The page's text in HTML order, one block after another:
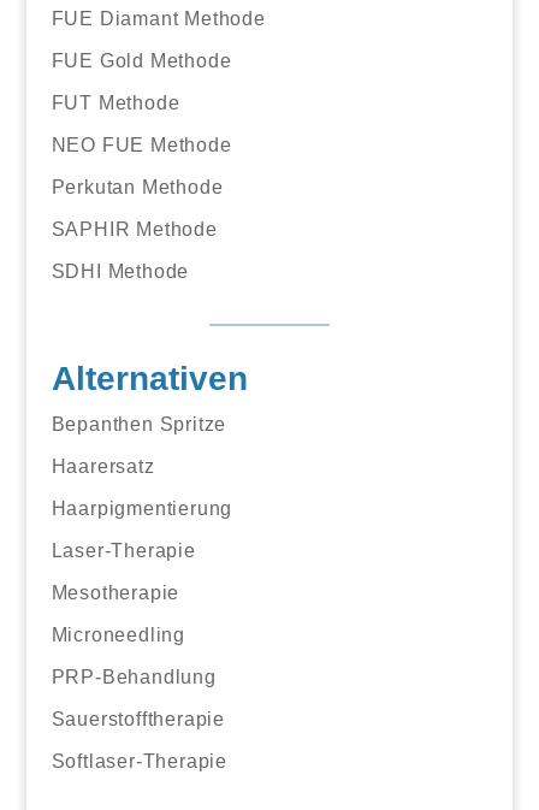
FUE Diamant Methode
FUE Gold Methode
FUT Methode
NEO FUE Methode
Perkutan Methode
SAPHIR Methode
SDHI Methode
Alternativen
Bepanthen Spritze
Haarersatz
Haarpigmentierung
Laser-Therapie
Mesotherapie
Microneedling
PRP-Behandlung
Sauerstofftherapie
Softlaser-Therapie